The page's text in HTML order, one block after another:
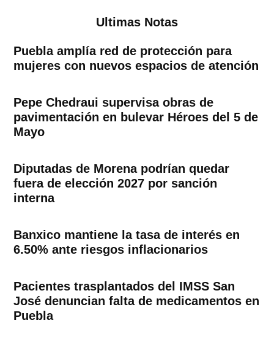
Ultimas Notas
Puebla amplía red de protección para
mujeres con nuevos espacios de atención
Pepe Chedraui supervisa obras de
pavimentación en bulevar Héroes del 5 de
Mayo
Diputadas de Morena podrían quedar
fuera de elección 2027 por sanción
interna
Banxico mantiene la tasa de interés en
6.50% ante riesgos inflacionarios
Pacientes trasplantados del IMSS San
José denuncian falta de medicamentos en
Puebla